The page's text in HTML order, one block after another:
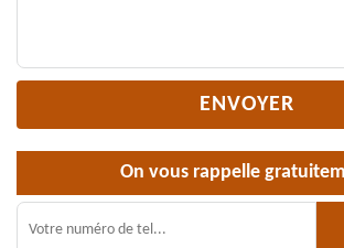
On vous rappelle